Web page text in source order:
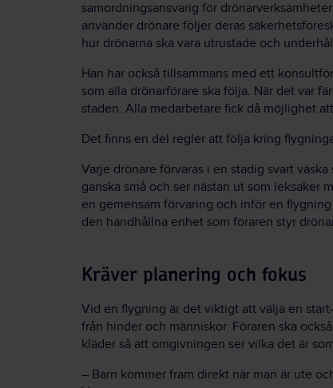
samordningsansvarig för
använder drönare följer deras
hur drönarna ska vara utrustade och
Han har också tillsammans med ett
som alla drönarförare ska följa. När det var
staden. Alla medarbetare fick då möjlighet
Det finns en del regler att följa kring
Varje drönare förvaras i en stadig svart
ganska små och ser nästan ut som leksaker
en gemensam förvaring och inför en
den handhållna enhet som föraren styr
Kräver planering och fokus
Vid en flygning är det viktigt att välja en
från hinder och människor. Föraren ska
kläder så att omgivningen ser vilka det är
– Barn kommer fram direkt när man är ute